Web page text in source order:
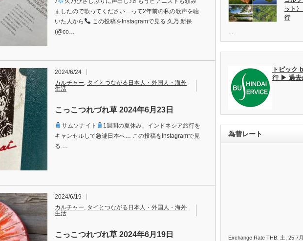
ましたので歌ってください…って2年前の私の歌声を聴
いた人から
この投稿をInstagramで見る 久乃 新保
(@co…
2024/6/24
カルチャー, タイとつながる日本人・外国人・海外
生活
こっこつれづれ草 2024年6月23日
サムソナイト
1週間の夏休み、インドネシア旅行を
キャンセルして急遽日本へ… この投稿をInstagramで見
る …
2024/6/19
カルチャー, タイとつながる日本人・外国人・海外
生活
こっこつれづれ草 2024年6月19日
ット
行
トピック
行 ▶ 過去
為替レート
Exchange Rate THB: 土, 25 7